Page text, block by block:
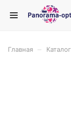
Главная Каталог